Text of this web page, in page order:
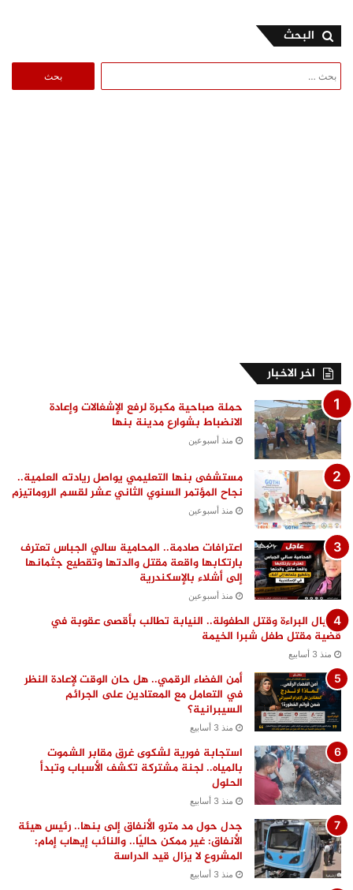
البحث
عن:
اخر الاخبار
حملة صباحية مكبرة لرفع الإشغالات وإعادة
الانضباط بشوارع مدينة بنها
منذ أسبوعين
مستشفى بنها التعليمي يواصل ريادته العلمية..
نجاح المؤتمر السنوي الثاني عشر لقسم الروماتيزم
منذ أسبوعين
اعترافات صادمة.. المحامية سالي الجباس تعترف
بارتكابها واقعة مقتل والدتها وتقطيع جثمانها
إلى أشلاء بالإسكندرية
منذ أسبوعين
اغتيال البراءة وقتل الطفولة.. النيابة تطالب بأقصى عقوبة في
قضية مقتل طفل شبرا الخيمة
منذ 3 أسابيع
أمن الفضاء الرقمي.. هل حان الوقت لإعادة النظر
في التعامل مع المعتادين على الجرائم
السيبرانية؟
منذ 3 أسابيع
استجابة فورية لشكوى غرق مقابر الشموت
بالمياه.. لجنة مشتركة تكشف الأسباب وتبدأ
الحلول
منذ 3 أسابيع
جدل حول مد مترو الأنفاق إلى بنها.. رئيس هيئة
الأنفاق: غير ممكن حاليًا.. والنائب إيهاب إمام:
المشروع لا يزال قيد الدراسة
منذ 3 أسابيع